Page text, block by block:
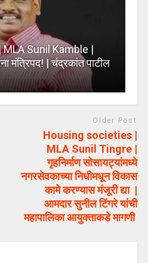
Sunil Kamble |
मंत्रिपद! | चंद्रकांत पाटील
Older Post
Housing societies |
MLA Sunil Tingre |
गृहनिर्माण सोसायट्यांमध्ये
नगरसेवकाच्या निधीमधून विकास
कामे करण्यास मंजूरी द्या |
आमदार सुनील टिंगरे यांची
महापालिका आयुक्ताकडे मागणी